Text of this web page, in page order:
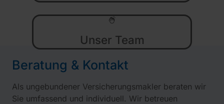
Unser Team
Beratung & Kontakt
Als ungebundener Versicherungsmakler beraten wir
Sie umfassend und individuell. Wir betreuen